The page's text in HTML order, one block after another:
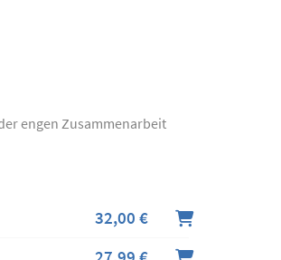
engen Zusammenarbeit
32,00 €